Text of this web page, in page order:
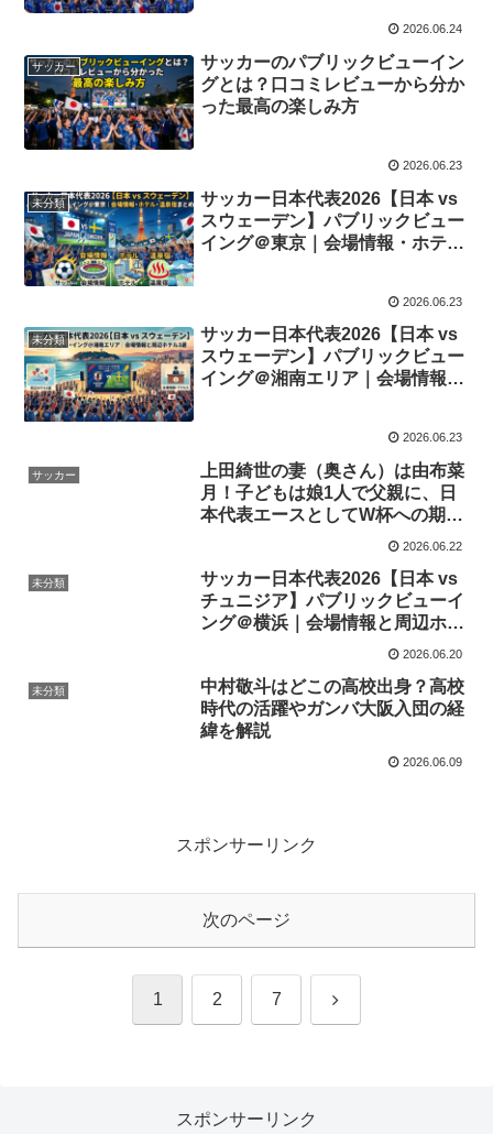
2026.06.24
サッカー
サッカーのパブリックビューイン
グとは？口コミレビューから分か
った最高の楽しみ方
2026.06.23
未分類
サッカー日本代表2026【日本 vs
スウェーデン】パブリックビュー
イング＠東京｜会場情報・ホテ
2026.06.23
未分類
サッカー日本代表2026【日本 vs
スウェーデン】パブリックビュー
イング＠湘南エリア｜会場情報と
2026.06.23
サッカー
上田綺世の妻（奥さん）は由布菜
月！子どもは娘1人で父親に、日
本代表エースとしてW杯への期待
2026.06.22
未分類
サッカー日本代表2026【日本 vs
チュニジア】パブリックビューイ
ング＠横浜｜会場情報と周辺ホテ
2026.06.20
未分類
中村敬斗はどこの高校出身？高校
時代の活躍やガンバ大阪入団の経
緯を解説
2026.06.09
スポンサーリンク
次のページ
1 2 7 次
スポンサーリンク